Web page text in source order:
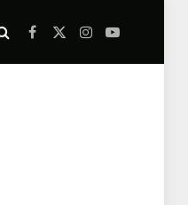
Facebook
X
Instagram
YouTube